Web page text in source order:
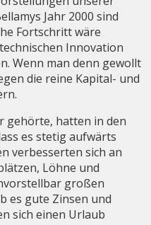
Jahr 2000 sind
Fortschritt wäre
Innovation
Wenn man denn gewollt
die reine Kapital- und
gehörte, hatten in den
es stetig aufwärts
verbesserten sich an
Löhne und
großen
es gute Zinsen und
sich einen Urlaub